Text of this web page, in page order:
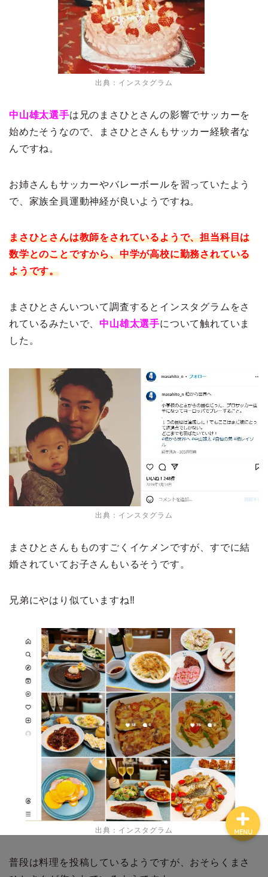
出典：インスタグラム
中山雄太選手は兄のまさひとさんの影響でサッカーを
始めたそうなので、まさひとさんもサッカー経験者な
んですね。
お姉さんもサッカーやバレーボールを習っていたよう
で、家族全員運動神経が良いようですね。
まさひとさんは教師をされているようで、担当科目は
数学とのことですから、中学が高校に勤務されている
ようです。
まさひとさんいついて調査するとインスタグラムをさ
れているみたいで、中山雄太選手について触れていま
した。
出典：インスタグラム
まさひとさんもものすごくイケメンですが、すでに結
婚されていてお子さんもいるそうです。
兄弟にやはり似ていますね‼
出典：インスタグラム
普段は料理を投稿しているようですが、おそらくまさ
MENU
ホーム
プロフィール
お問い合わせ